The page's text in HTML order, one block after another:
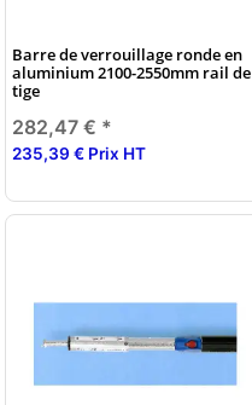
Barre de verrouillage ronde en
aluminium 2100-2550mm rail de
tige
282,47 € *
235,39 € Prix HT